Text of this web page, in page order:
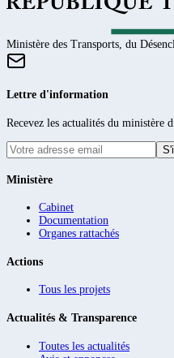
Ministère des Transports, du
Lettre d'information
Recevez les actualités du ministère
Ministère
Cabinet
Documentation
Organes rattachés
Actions
Tous les projets
Actualités & Transparence
Toutes les actualités